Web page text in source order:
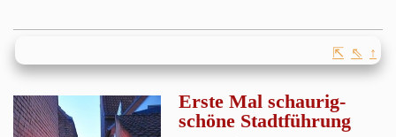
⇱ ⇖ ↑
Erste Mal schaurig-
schöne Stadtführung